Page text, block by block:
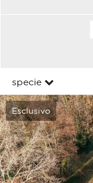
specie
Esclusivo